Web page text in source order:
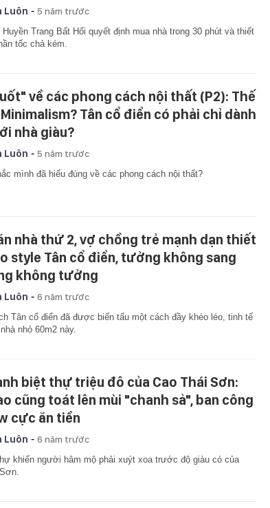
Luôn - 5 năm trước
Trang Bất Hối quyết định mua nhà trong 30 phút và thiết
tốc chả kém.
về các phong cách nội thất (P2): Thế
Tân cổ điển có phải chỉ dành
nhà giàu?
Luôn - 5 năm trước
mình đã hiểu đúng về các phong cách nội thất?
nhà thứ 2, vợ chồng trẻ mạnh dạn thiết
style Tân cổ điển, tưởng không sang
không tưởng
Luôn - 6 năm trước
Tân cổ điển đã được biến tấu một cách đầy khéo léo, tinh tế
nhỏ 60m2 này.
biệt thự triệu đô của Cao Thái Sơn:
cũng toát lên mùi "chanh sả", ban công
cực ăn tiền
Luôn - 6 năm trước
khiến người hâm mộ phải xuýt xoa trước độ giàu có của